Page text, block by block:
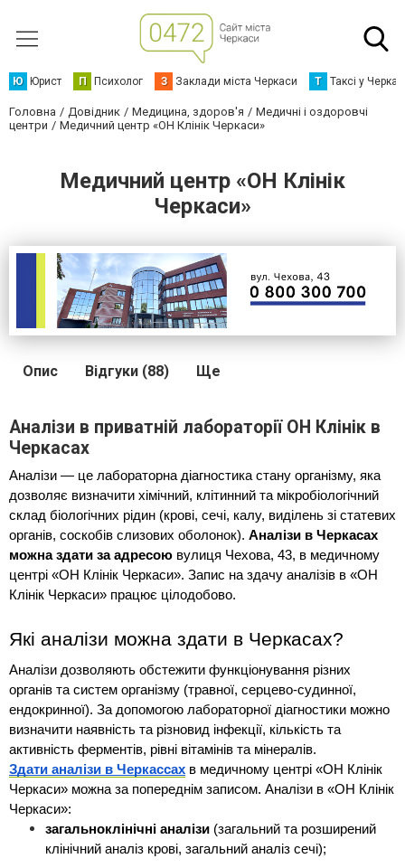
Ю Юрист П Психолог З Заклади міста Черкаси Т Таксі у
Головна Довідник Медицина, здоров'я
Медичні і оздоровчі
центри
Медичний центр «ОН Клінік Черкаси»
Медичний центр «ОН Клінік
Черкаси»
Опис Відгуки (88) Ще
Аналізи в приватній лабораторії ОН Клінік в
Черкасах
Аналізи — це лабораторна діагностика стану організму, яка
дозволяє визначити хімічний, клітинний та мікробіологічний
склад біологічних рідин (крові, сечі, калу, виділень зі статевих
органів, соскобів слизових оболонок). Аналізи в Черкасах
можна здати за адресою вулиця Чехова, 43, в медичному
центрі «ОН Клінік Черкаси». Запис на здачу аналізів в «ОН
Клінік Черкаси» працює цілодобово.
Які аналізи можна здати в Черкасах?
Аналізи дозволяють обстежити функціонування різних
органів та систем організму (травної, серцево-судинної,
ендокринної). За допомогою лабораторної діагностики можно
визначити наявність та різновид інфекції, кількість та
активність ферментів, рівні вітамінів та мінералів.
Здати аналізи в Черкассах в медичному центрі «ОН Клінік
Черкаси» можна за попереднім записом. Аналізи в «ОН Клінік
Черкаси»:
загальноклінічні аналізи (загальний та розширений
клінічний аналіз крові, загальний аналіз сечі);